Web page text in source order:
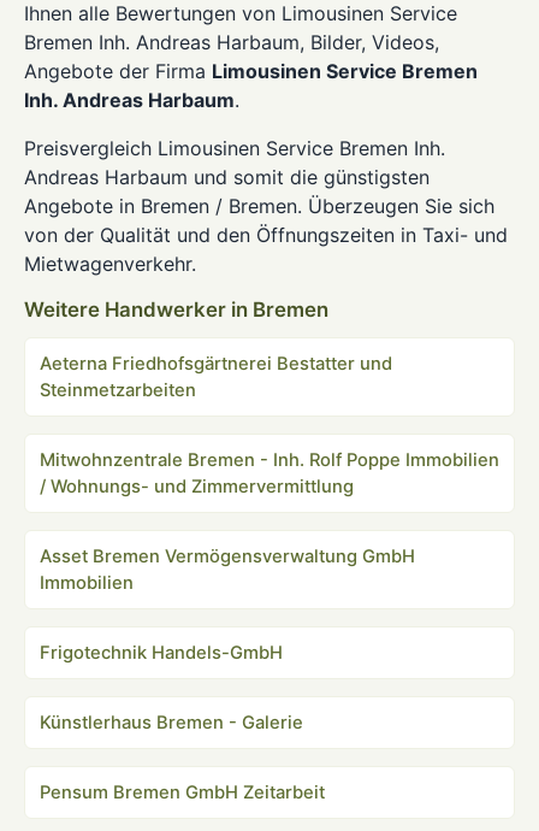
Ihnen alle Bewertungen von Limousinen Service
Bremen Inh. Andreas Harbaum, Bilder, Videos,
Angebote der Firma Limousinen Service Bremen
Inh. Andreas Harbaum.
Preisvergleich Limousinen Service Bremen Inh.
Andreas Harbaum und somit die günstigsten
Angebote in Bremen / Bremen. Überzeugen Sie sich
von der Qualität und den Öffnungszeiten in Taxi- und
Mietwagenverkehr.
Weitere Handwerker in Bremen
Aeterna Friedhofsgärtnerei Bestatter und
Steinmetzarbeiten
Mitwohnzentrale Bremen - Inh. Rolf Poppe Immobilien
/ Wohnungs- und Zimmervermittlung
Asset Bremen Vermögensverwaltung GmbH
Immobilien
Frigotechnik Handels-GmbH
Künstlerhaus Bremen - Galerie
Pensum Bremen GmbH Zeitarbeit